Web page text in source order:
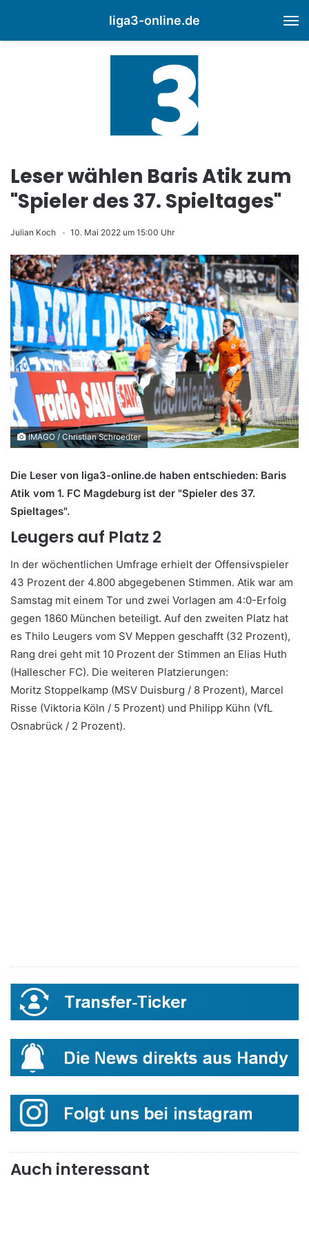
liga3-online.de
Leser wählen Baris Atik zum
"Spieler des 37. Spieltages"
Julian Koch 10. Mai 2022 um 15:00 Uhr
IMAGO / Christian Schroedter
Die Leser von liga3-online.de haben entschieden: Baris
Atik vom 1. FC Magdeburg ist der "Spieler des 37.
Spieltages".
Leugers auf Platz 2
In der wöchentlichen Umfrage erhielt der Offensivspieler
43 Prozent der 4.800 abgegebenen Stimmen. Atik war am
Samstag mit einem Tor und zwei Vorlagen am 4:0-Erfolg
gegen 1860 München beteiligt. Auf den zweiten Platz hat
es Thilo Leugers vom SV Meppen geschafft (32 Prozent),
Rang drei geht mit 10 Prozent der Stimmen an Elias Huth
(Hallescher FC). Die weiteren Platzierungen:
Moritz Stoppelkamp (MSV Duisburg / 8 Prozent), Marcel
Risse (Viktoria Köln / 5 Prozent) und Philipp Kühn (VfL
Osnabrück / 2 Prozent).
Auch interessant